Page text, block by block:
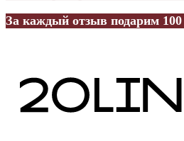
За каждый отзыв подарим 100